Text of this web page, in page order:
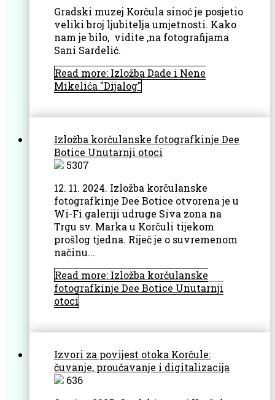
Gradski muzej Korčula sinoć je posjetio
veliki broj ljubitelja umjetnosti. Kako
nam je bilo, vidite ,na fotografijama
Sani Sardelić.
Read more: Izložba Dade i Nene
Mikelića "Dijalog"
Izložba korčulanske fotografkinje Dee
Botice Unutarnji otoci
5307
12. 11. 2024. Izložba korčulanske
fotografkinje Dee Botice otvorena je u
Wi-Fi galeriji udruge Siva zona na
Trgu sv. Marka u Korčuli tijekom
prošlog tjedna. Riječ je o suvremenom
načinu...
Read more: Izložba korčulanske
fotografkinje Dee Botice Unutarnji
otoci
Izvori za povijest otoka Korčule:
čuvanje, proučavanje i digitalizacija
636